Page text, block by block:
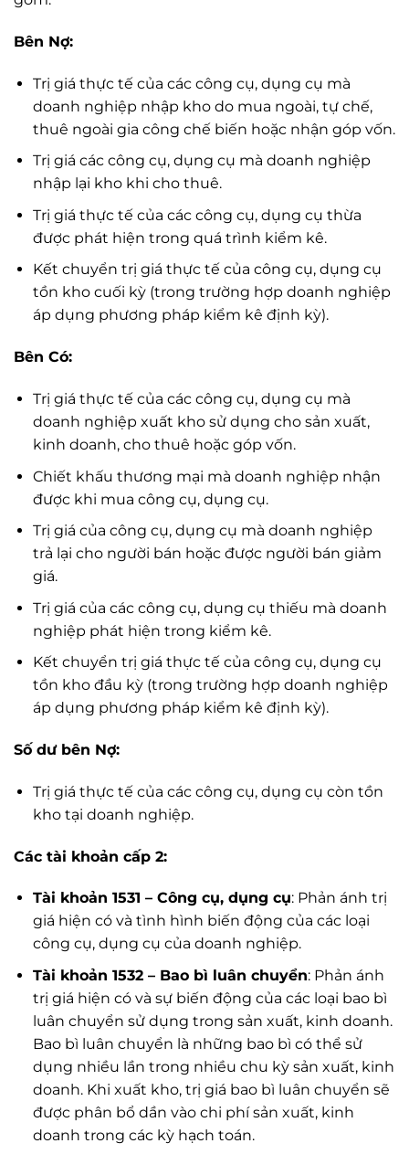
Bên Nợ:
Trị giá thực tế của các công cụ, dụng cụ mà
doanh nghiệp nhập kho do mua ngoài, tự chế,
thuê ngoài gia công chế biến hoặc nhận góp vốn.
Trị giá các công cụ, dụng cụ mà doanh nghiệp
nhập lại kho khi cho thuê.
Trị giá thực tế của các công cụ, dụng cụ thừa
được phát hiện trong quá trình kiểm kê.
Kết chuyển trị giá thực tế của công cụ, dụng cụ
tồn kho cuối kỳ (trong trường hợp doanh nghiệp
áp dụng phương pháp kiểm kê định kỳ).
Bên Có:
Trị giá thực tế của các công cụ, dụng cụ mà
doanh nghiệp xuất kho sử dụng cho sản xuất,
kinh doanh, cho thuê hoặc góp vốn.
Chiết khấu thương mại mà doanh nghiệp nhận
được khi mua công cụ, dụng cụ.
Trị giá của công cụ, dụng cụ mà doanh nghiệp
trả lại cho người bán hoặc được người bán giảm
giá.
Trị giá của các công cụ, dụng cụ thiếu mà doanh
nghiệp phát hiện trong kiểm kê.
Kết chuyển trị giá thực tế của công cụ, dụng cụ
tồn kho đầu kỳ (trong trường hợp doanh nghiệp
áp dụng phương pháp kiểm kê định kỳ).
Số dư bên Nợ:
Trị giá thực tế của các công cụ, dụng cụ còn tồn
kho tại doanh nghiệp.
Các tài khoản cấp 2:
Tài khoản 1531 – Công cụ, dụng cụ: Phản ánh trị
giá hiện có và tình hình biến động của các loại
công cụ, dụng cụ của doanh nghiệp.
Tài khoản 1532 – Bao bì luân chuyển: Phản ánh
trị giá hiện có và sự biến động của các loại bao bì
luân chuyển sử dụng trong sản xuất, kinh doanh.
Bao bì luân chuyển là những bao bì có thể sử
dụng nhiều lần trong nhiều chu kỳ sản xuất, kinh
doanh. Khi xuất kho, trị giá bao bì luân chuyển sẽ
được phân bổ dần vào chi phí sản xuất, kinh
doanh trong các kỳ hạch toán.